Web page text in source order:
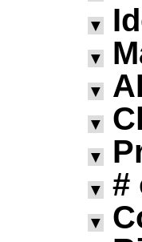
▼
▼
▼
▼
▼
▼ #
▼